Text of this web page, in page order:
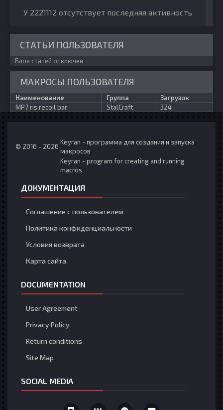
У 2221112 отсутствует последняя активность
СТАТЬИ ПОЛЬЗОВАТЕЛЯ
Блок статей отключен
МАКРОСЫ ПОЛЬЗОВАТЕЛЯ
Наименование Группа
Загрузок
MP7 ris recoil bar
StalCraft 324
© 2016 - 2026
Keyran - программа для создания и запуска
макросов
Keyran - program for creating and running
macros
ДОКУМЕНТАЦИЯ
Соглашение с пользователем
Политика конфиденциальности
Условия возврата
Карта сайта
DOCUMENTATION
User Agreement
Privacy Policy
Return conditions
Site Map
SOCIAL MEDIA